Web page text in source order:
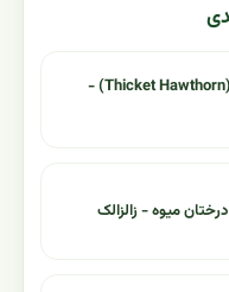
معرفی گیاه زالزالک انبوه (Thicket Hawthorn) -
میوه - زالزالک